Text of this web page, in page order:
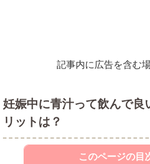
記事内に広告を含む
妊娠中に青汁って飲んで良
リットは？
このページの目